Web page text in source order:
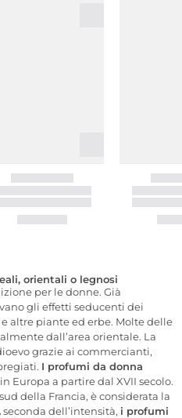
orientali o legnosi
per le donne. Già
gli effetti seducenti dei
altre piante ed erbe. Molte delle
dall’area orientale. La
grazie ai commercianti,
I profumi da donna
Europa a partire dal XVII secolo.
della Francia, è considerata la
dell’intensità, i profumi